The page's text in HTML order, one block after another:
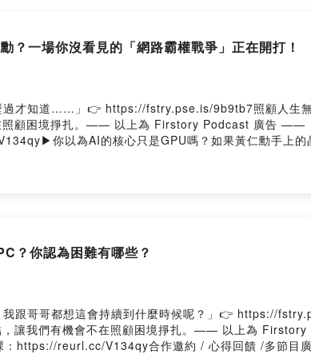
？一場你沒看見的「網路霸權戰爭」正在開打！
過才知道……」👉 https://fstry.pse.is/9b9tb7照顧人生
照顧困境掙扎。—— 以上為 Firstory Podcast 廣告 ——
你以為AI的核心只是GPU嗎？如果黃仁勳手上的
料中心，誰就可能成為下一個AI時代的霸主。這場隱形
？你認為困難有哪些？
跟哥哥都想這會持續到什麼時候呢？」👉 https://
，讓我們有機會不在照顧困境掙扎。—— 以上為
：https://reurl.cc/V134qy合作邀約 / 心得回饋 /多節